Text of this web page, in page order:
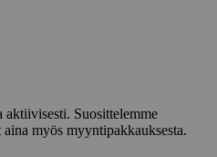
Suosittelemme
myös myyntipakkauksesta.